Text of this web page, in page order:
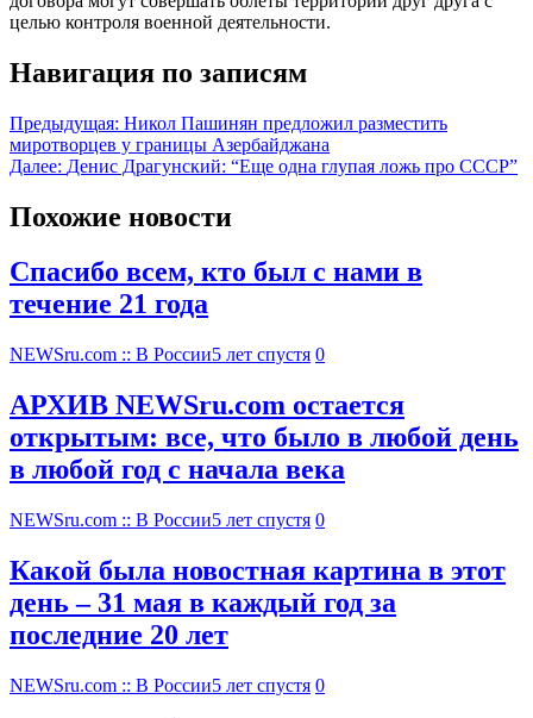
целью контроля военной деятельности.
Навигация по записям
Предыдущая: Никол Пашинян предложил разместить
миротворцев у границы Азербайджана
Далее: Денис Драгунский: “Еще одна глупая ложь про СССР”
Похожие новости
Спасибо всем, кто был с нами в
течение 21 года
NEWSru.com :: В России5 лет спустя 0
АРХИВ NEWSru.com остается
открытым: все, что было в любой день
в любой год с начала века
NEWSru.com :: В России5 лет спустя 0
Какой была новостная картина в этот
день – 31 мая в каждый год за
последние 20 лет
NEWSru.com :: В России5 лет спустя 0